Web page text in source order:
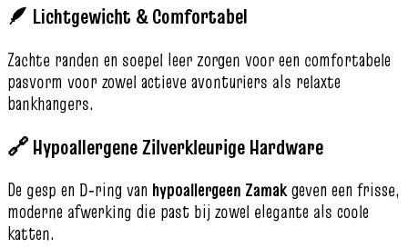
🪶 Lichtgewicht & Comfortabel
Zachte randen en soepel leer zorgen voor een comfortabele
pasvorm voor zowel actieve avonturiers als relaxte
bankhangers.
🔗 Hypoallergene Zilverkleurige Hardware
De gesp en D‑ring van hypoallergeen Zamakgeven een frisse,
moderne afwerking die past bij zowel elegante als coole
katten.